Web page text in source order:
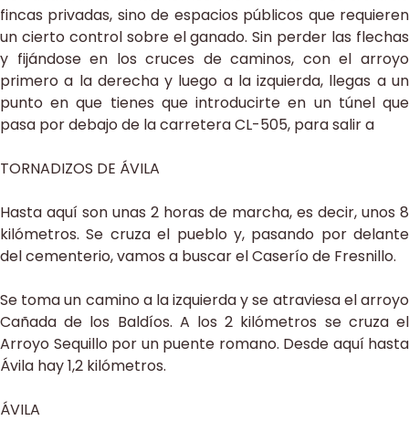
fincas privadas, sino de espacios públicos que requieren
un cierto control sobre el ganado. Sin perder las flechas
y fijándose en los cruces de caminos, con el arroyo
primero a la derecha y luego a la izquierda, llegas a un
punto en que tienes que introducirte en un túnel que
pasa por debajo de la carretera CL-505, para salir a
TORNADIZOS DE ÁVILA
Hasta aquí son unas 2 horas de marcha, es decir, unos 8
kilómetros. Se cruza el pueblo y, pasando por delante
del cementerio, vamos a buscar el Caserío de Fresnillo.
Se toma un camino a la izquierda y se atraviesa el arroyo
Cañada de los Baldíos. A los 2 kilómetros se cruza el
Arroyo Sequillo por un puente romano. Desde aquí hasta
Ávila hay 1,2 kilómetros.
ÁVILA